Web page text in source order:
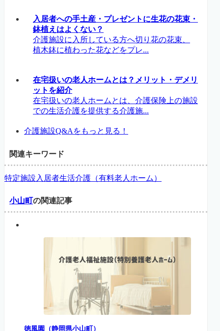
入居者への手土産・プレゼントに生花の花束・
鉢植えはよくない？
介護施設に入所している方へ切り花の花束、
植木鉢に植わった花などをプレ...
在宅扱いの老人ホームとは？メリット・デメリ
ットを紹介
在宅扱いの老人ホームとは、介護保険上の施設
での生活介護を提供する介護施...
介護施設Q&Aをもっと見る！
関連キーワード
特定施設入居者生活介護（有料老人ホーム）
小山町の関連記事
徳風園（静岡県小山町）